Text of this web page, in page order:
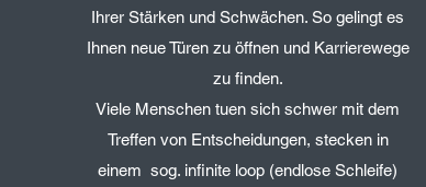
Ihrer Stärken und Schwächen. So gelingt es
Ihnen neue Türen zu öffnen und Karrierewege
zu finden.
Viele Menschen tuen sich schwer mit dem
Treffen von Entscheidungen, stecken in
einem sog. infinite loop (endlose Schleife)